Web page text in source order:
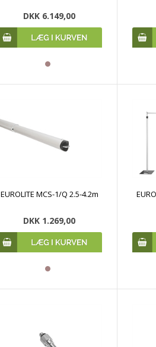
DKK 6.149,00
EUROLITE MCS-1/Q 2.5-4.2m
DKK 1.269,00